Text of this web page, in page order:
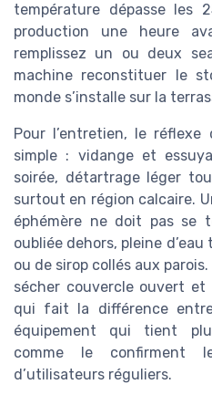
température dépasse les
production une heure
remplissez un ou deux
machine reconstituer le
monde s’installe sur la
Pour l’entretien, le
simple : vidange et
soirée, détartrage léger
surtout en région calcaire.
éphémère ne doit pas se
oubliée dehors, pleine
ou de sirop collés aux
sécher couvercle ouvert et
qui fait la différence
équipement qui tient
comme le confirment
d’utilisateurs réguliers.